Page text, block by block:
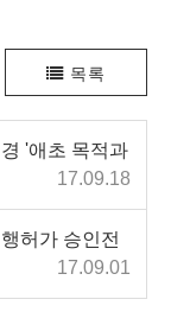
목록
'애초 목적과
17.09.18
허가 승인전
17.09.01